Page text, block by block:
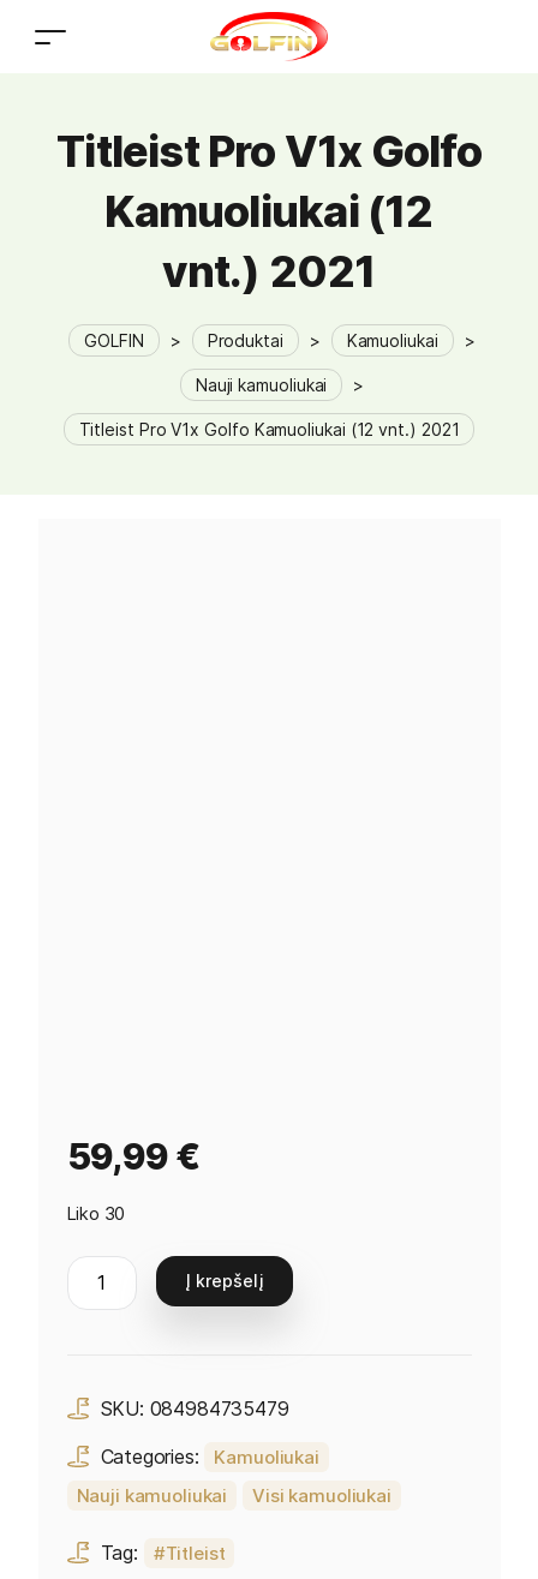
Titleist Pro V1x Golfo
Kamuoliukai (12
vnt.) 2021
GOLFIN > Produktai > Kamuoliukai >
Nauji kamuoliukai >
Titleist Pro V1x Golfo Kamuoliukai (12 vnt.) 2021
59,99€
Liko 30
Į krepšelį
SKU: 084984735479
Categories:
Kamuoliukai
Nauji kamuoliukai
Visi kamuoliukai
Tag: Titleist